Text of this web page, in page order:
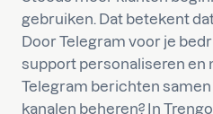
gebruiken. Dat betekent
Door Telegram voor je
support personaliseren en
Telegram berichten samen
kanalen beheren? In